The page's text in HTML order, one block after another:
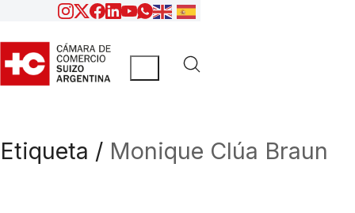
Etiqueta / Monique Clúa Braun